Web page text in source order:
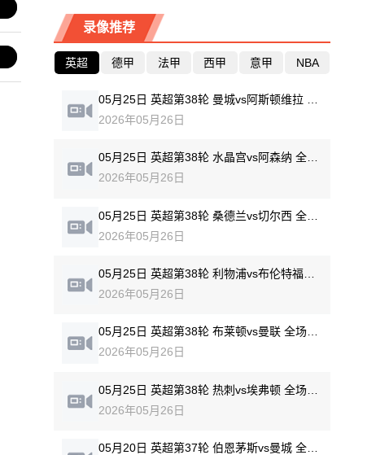
录像推荐
英超 德甲 法甲 西甲 意甲 NBA
2026年05月26日
05月25日 英超第38轮 水晶宫vs阿森纳 全场录像回放
2026年05月26日
2026年05月26日
2026年05月26日
05月25日 英超第38轮 布莱顿vs曼联 全场录像回放
2026年05月26日
2026年05月26日